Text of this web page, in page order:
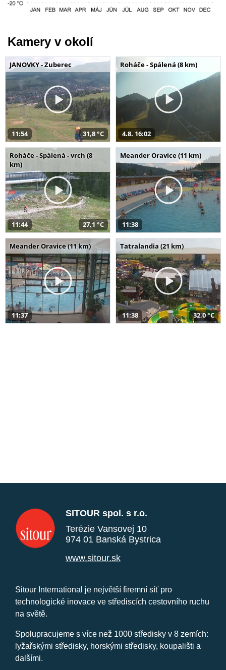
Kamery v okolí
JANOVKY - Zuberec
11:54 31,8 °C
Roháče - Spálená (8 km)
4.8. 16:02
Roháče - Spálená - vrch (8
km)
11:44 27,1 °C
Meander Oravice (11 km)
11:38
Meander Oravice (11 km)
11:37
Tatralandia (21 km)
11:38 32,0 °C
SITOUR spol. s r.o.
Terézie Vansovej 10
974 01 Banská Bystrica
www.sitour.sk
Sitour International je největší firemní síť pro
technologické inovace ve střediscích cestovního ruchu
na světě.
Spolupracujeme s více než 1000 středisky v 8 zemích:
lyžařskými středisky, horskými středisky, koupališti a
dalšími.